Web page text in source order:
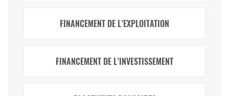
FINANCEMENT DE L’EXPLOITATION
FINANCEMENT DE L’INVESTISSEMENT